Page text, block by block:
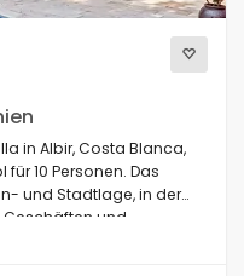
in Albir, Costa Blanca,
10 Personen. Das
und Stadtlage, in der
Geschäften und
Albir und 1 km von